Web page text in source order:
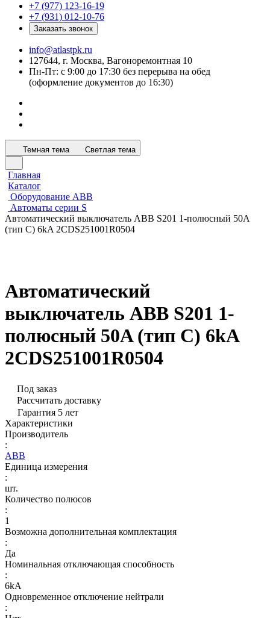
+7 (977) 123-16-19
+7 (931) 012-10-76
Заказать звонок
info@atlastpk.ru
127644, г. Москва, Вагоноремонтная 10
Пн-Пт: с 9:00 до 17:30 без перерыва на обед
(оформление документов до 16:30)
Темная тема Светлая тема
Главная
Каталог
Оборудование АВВ
Автоматы серии S
Автоматический выключатель ABB S201 1-полюсный 50A
(тип С) 6kA 2CDS251001R0504
Автоматический
выключатель ABB S201 1-
полюсный 50A (тип С) 6kA
2CDS251001R0504
Под заказ
Рассчитать доставку
Гарантия 5 лет
Характеристики
Производитель
:
ABB
Единица измерения
:
шт.
Количество полюсов
:
1
Возможна дополнительная комплектация
:
Да
Номинальная отключающая способность
:
6kA
Одновременное отключение нейтрали
: